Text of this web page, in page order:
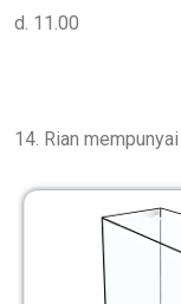
d. 11.00
14. Rian